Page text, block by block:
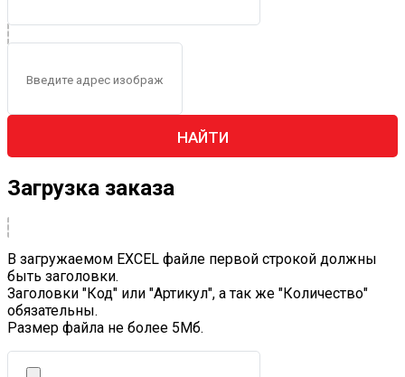
НАЙТИ
Загрузка заказа
В загружаемом EXCEL файле первой строкой должны
быть заголовки.
Заголовки "Код" или "Артикул", а так же "Количество"
обязательны.
Размер файла не более 5Mб.